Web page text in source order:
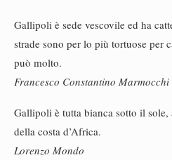
Gallipoli è sede vescovile ed ha
strade sono per lo più tortuose per
può molto.
Francesco Constantino Marmocchi
Gallipoli è tutta bianca sotto il sole,
della costa d’Africa.
Lorenzo Mondo